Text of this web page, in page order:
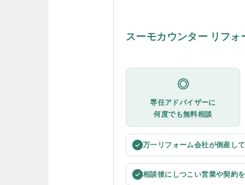
スーモカウンター リフォ
◎
専任アドバイザーに
何度でも無料相談
✓ 万一リフォーム会社が倒産し
✓ 相談後にしつこい営業や契約